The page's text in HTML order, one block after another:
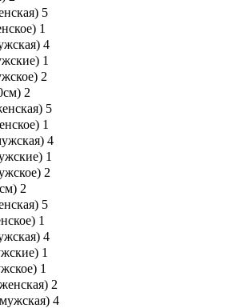
5
1
4
1
2
2
5
1
4
1
2
2
5
1
4
1
1
2
4